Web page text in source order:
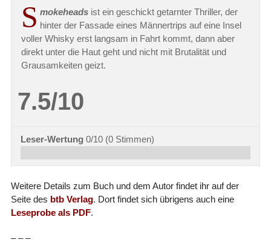
S mokeheadsist ein geschickt getarnter Thriller, der
hinter der Fassade eines Männertrips auf eine Insel
voller Whisky erst langsam in Fahrt kommt, dann aber
direkt unter die Haut geht und nicht mit Brutalität und
Grausamkeiten geizt.
7.5/10
Leser-Wertung 0/10 (0Stimmen)
Weitere Details zum Buch und dem Autor findet ihr auf der
Seite des btb Verlag. Dort findet sich übrigens auch eine
Leseprobe als PDF.
– – –